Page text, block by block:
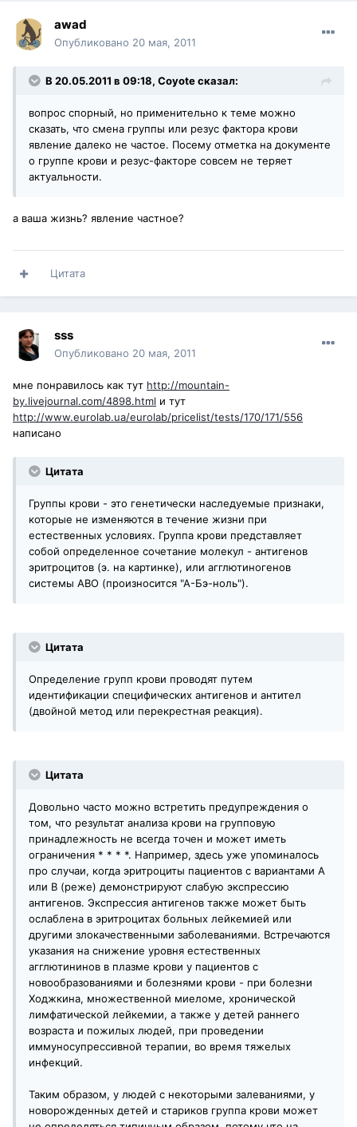
awad
Опубликовано 20 мая, 2011
В 20.05.2011 в 09:18, Coyote сказал:
вопрос спорный, но применительно к теме можно
сказать, что смена группы или резус фактора крови
явление далеко не частое. Посему отметка на документе
о группе крови и резус-факторе совсем не теряет
актуальности.
а ваша жизнь? явление частное?
Цитата
sss
Опубликовано 20 мая, 2011
мне понравилось как тут http://mountain-
by.livejournal.com/4898.html и тут
http://www.eurolab.ua/eurolab/pricelist/tests/170/171/556
написано
Цитата
Группы крови - это генетически наследуемые признаки,
которые не изменяются в течение жизни при
естественных условиях. Группа крови представляет
собой определенное сочетание молекул - антигенов
эритроцитов (э. на картинке), или агглютиногенов
системы АВО (произносится "А-Бэ-ноль").
Цитата
Определение групп крови проводят путем
идентификации специфических антигенов и антител
(двойной метод или перекрестная реакция).
Цитата
Довольно часто можно встретить предупреждения о
том, что результат анализа крови на групповую
принадлежность не всегда точен и может иметь
ограничения * * * *. Например, здесь уже упоминалось
про случаи, когда эритроциты пациентов с вариантами А
или В (реже) демонстрируют слабую экспрессию
антигенов. Экспрессия антигенов также может быть
ослаблена в эритроцитах больных лейкемией или
другими злокачественными заболеваниями. Встречаются
указания на снижение уровня естественных
агглютининов в плазме крови у пациентов с
новообразованиями и болезнями крови - при болезни
Ходжкина, множественной миеломе, хронической
лимфатической лейкемии, а также у детей раннего
возраста и пожилых людей, при проведении
иммуносупрессивной терапии, во время тяжелых
инфекций.
Таким образом, у людей с некоторыми залеваниями, у
новорожденных детей и стариков группа крови может